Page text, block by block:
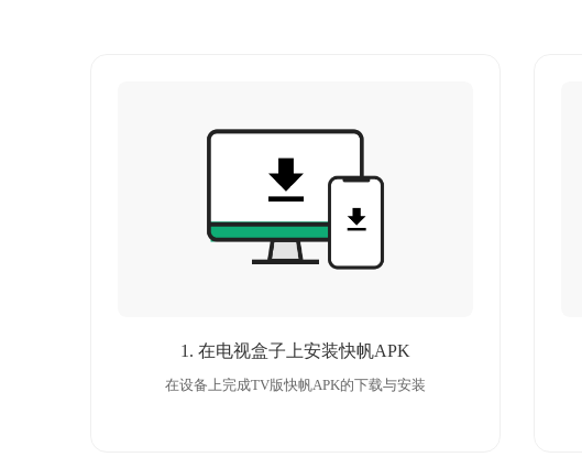
1. 在电视盒子上安装快帆APK
在设备上完成TV版快帆APK的下载与安装